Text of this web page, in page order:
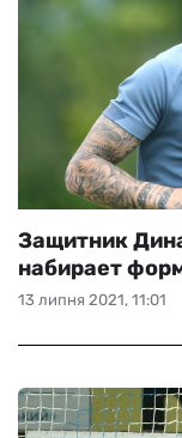
13 липня 2021, 11:01
Защитник
набирает